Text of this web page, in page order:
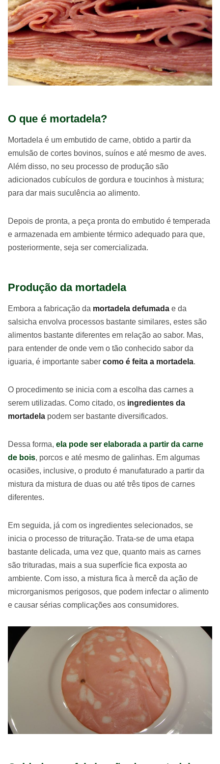
O que é mortadela?
Mortadela é um embutido de carne, obtido a partir da
emulsão de cortes bovinos, suínos e até mesmo de aves.
Além disso, no seu processo de produção são
adicionados cubículos de gordura e toucinhos à mistura;
para dar mais suculência ao alimento.
Depois de pronta, a peça pronta do embutido é temperada
e armazenada em ambiente térmico adequado para que,
posteriormente, seja ser comercializada.
Produção da mortadela
Embora a fabricação da mortadela defumada e da
salsicha envolva processos bastante similares, estes são
alimentos bastante diferentes em relação ao sabor. Mas,
para entender de onde vem o tão conhecido sabor da
iguaria, é importante saber como é feita a mortadela.
O procedimento se inicia com a escolha das carnes a
serem utilizadas. Como citado, os ingredientes da
mortadela podem ser bastante diversificados.
Dessa forma, ela pode ser elaborada a partir da carne
de bois, porcos e até mesmo de galinhas. Em algumas
ocasiões, inclusive, o produto é manufaturado a partir da
mistura da mistura de duas ou até três tipos de carnes
diferentes.
Em seguida, já com os ingredientes selecionados, se
inicia o processo de trituração. Trata-se de uma etapa
bastante delicada, uma vez que, quanto mais as carnes
são trituradas, mais a sua superfície fica exposta ao
ambiente. Com isso, a mistura fica à mercê da ação de
microrganismos perigosos, que podem infectar o alimento
e causar sérias complicações aos consumidores.